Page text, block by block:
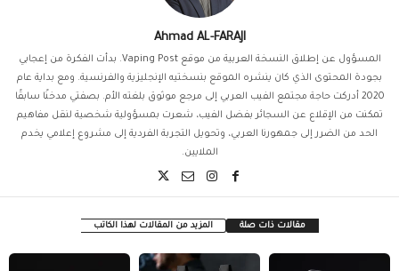
Ahmad AL-FARAJI
المسؤول عن إطلاق النسخة العربية من موقع Vaping Post. بدأت الفكرة من إعجابي
بجودة المحتوى الذي كان ينشره الموقع بنسختيه الإنجليزية والفرنسية. ومع بداية عام
2020 أدركت حاجة مجتمع الفيب العربي إلى مرجع موثوق بلغته الأم. بصفتي مدخنًا سابقًا
تمكنت من الإقلاع عن السجائر بفضل الفيب، شعرت بمسؤولية شخصية لنقل مفاهيم
الحد من الضرر إلى جمهورنا العربي، وتحويل التجربة الفردية إلى مشروع إعلامي يخدم
الملايين.
مقالات ذات صلة المزيد من المقالات لهذا الكاتب